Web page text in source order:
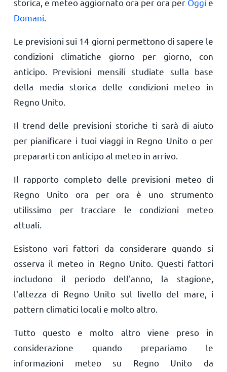
storica, e meteo aggiornato ora per ora per Oggi e
Domani
Le previsioni sui 14 giorni permettono di sapere le
condizioni climatiche giorno per giorno, con
anticipo. Previsioni mensili studiate sulla base
della media storica delle condizioni meteo in
Regno Unito.
Il trend delle previsioni storiche ti sarà di aiuto
per pianificare i tuoi viaggi in Regno Unito o per
prepararti con anticipo al meteo in arrivo.
Il rapporto completo delle previsioni meteo di
Regno Unito ora per ora è uno strumento
utilissimo per tracciare le condizioni meteo
attuali.
Esistono vari fattori da considerare quando si
osserva il meteo in Regno Unito. Questi fattori
includono il periodo dell'anno, la stagione,
l'altezza di Regno Unito sul livello del mare, i
pattern climatici locali e molto altro.
Tutto questo e molto altro viene preso in
considerazione quando prepariamo le
informazioni meteo su Regno Unito da